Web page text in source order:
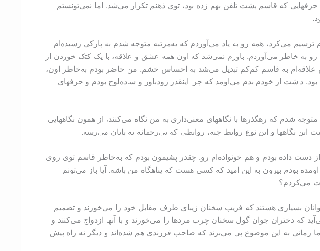
حرفهایی که قاسم پشت تلفن بهم زده بود، توی ذهنم تکرار می‌شد. اما نمی‌تونستم
ترسیم می‌کرد، همه رو به یاد می‌آوردم که یه‌مرتبه متوجه شدم به پارکی رسیده‌ام
به خاطر می‌آوردم. باورم نمی‌شد که اون همه عشق و علاقه، با یک کتک خوردن از
به قاسم کم‌کم تبدیل می‌شد به احساس خشم. من حاضر بودم به‌خاطر اون،
داشت از خودم بدم می‌اومد که چرا اینقدر زودباور و ساده‌لوح بودم و حرفهای
شدم که رهگذرها با نگاههای معنی‌داری به من نگاه می‌کنند، از همون نگاههایی
نگاهها و این نوع روابط چیه، روابطی که بی‌رحمانه به پایان می‌رسه.
داده بودم و هم خونواده‌ام رو. چقدر پشیمون بودم که به‌خاطر قاسم توی روی
بودم بیرون به این امید که کسی هست که پناهگاه من باشه. آیا باز می‌تونم
می‌کردم؟
بسیاری هستند که فریب سخنان زیبای طرف مقابل خود را می‌خورند و تصمیم
که دختران جوان گول سخنان چرب مردها را می‌خورند و با آنها ازدواج می‌کنند و
زمانی به این موضوع پی می‌برند که صاحب فرزندی هم شده‌اند و دیگر نه راه پیش